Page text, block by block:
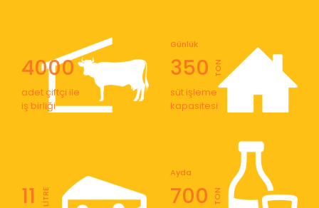
4000
adet çiftçi ile
iş birliği
350
Günlük
TON
süt işleme
kapasitesi
11 LİTRE 700
Ayda
TON